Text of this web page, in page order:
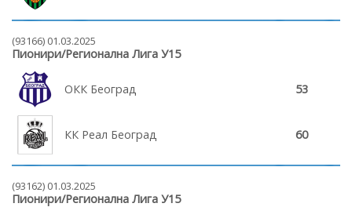
(93166) 01.03.2025
Пионири/Регионална Лига У15
ОКК Београд 53
КК Реал Београд 60
(93162) 01.03.2025
Пионири/Регионална Лига У15